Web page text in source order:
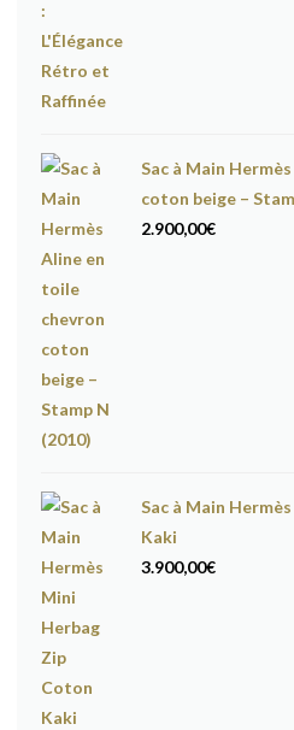
Sac à Main
coton beige –
2.900,00€
Sac à Main
Kaki
3.900,00€